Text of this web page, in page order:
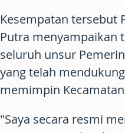
Kesempatan tersebut
Putra menyampaikan
seluruh unsur
yang telah
memimpin
"Saya secara resmi